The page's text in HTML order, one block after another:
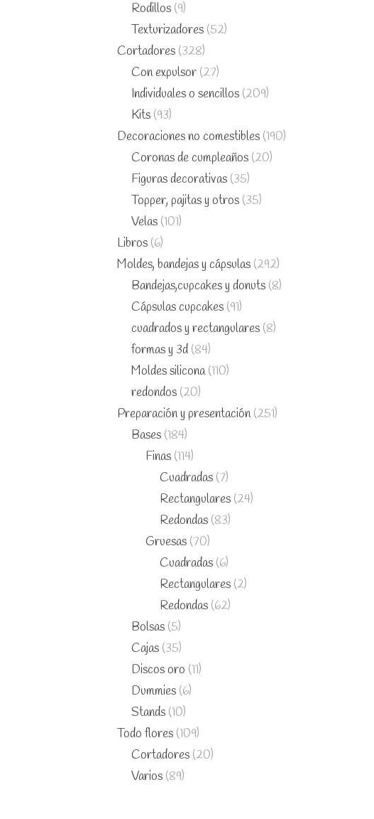
Rodillos (9)
Texturizadores (52)
Cortadores (328)
Con expulsor (27)
Individuales o sencillos (209)
Kits (93)
Decoraciones no comestibles (190)
Coronas de cumpleaños (20)
Figuras decorativas (35)
Topper, pajitas y otros (35)
Velas (101)
Libros (6)
Moldes, bandejas y cápsulas (292)
Bandejas,cupcakes y donuts (8)
Cápsulas cupcakes (91)
cuadrados y rectangulares (8)
formas y 3d (84)
Moldes silicona (110)
redondos (20)
Preparación y presentación (251)
Bases (184)
Finas (114)
Cuadradas (7)
Rectangulares (24)
Redondas (83)
Gruesas (70)
Cuadradas (6)
Rectangulares (2)
Redondas (62)
Bolsas (5)
Cajas (35)
Discos oro (11)
Dummies (6)
Stands (10)
Todo flores (109)
Cortadores (20)
Varios (89)